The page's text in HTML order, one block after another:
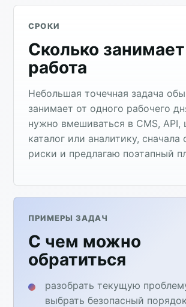
СРОКИ
Сколько
работа
Небольшая точечная задача
занимает от одного рабочего
нужно вмешиваться в CMS, API,
каталог или аналитику, сначала
риски и предлагаю поэтапный
ПРИМЕРЫ ЗАДАЧ
С чем можно
обратиться
разобрать текущую
выбрать безопасный